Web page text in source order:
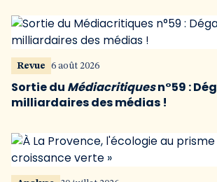
Revue 6 août 2026
Sortie du Médiacritiquesn°59 :
milliardaires des médias !